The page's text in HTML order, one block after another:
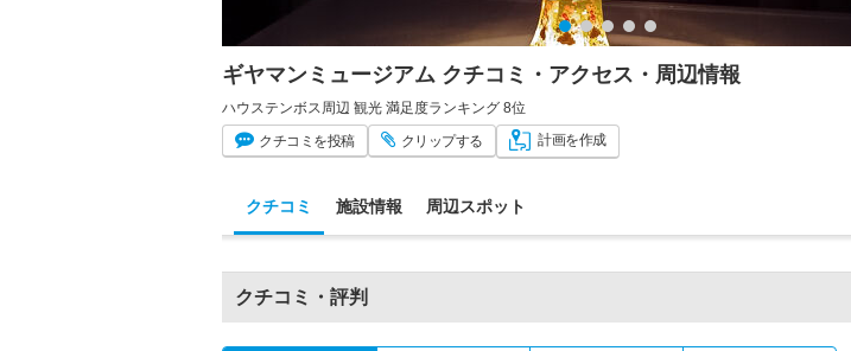
ギヤマンミュージアム クチコミ・アクセス・周辺情報
ハウステンボス周辺 観光 満足度ランキング 8位
クチコミ を投稿 クリップする 計画を作成
クチコミ 施設情報 周辺スポット
クチコミ・評判